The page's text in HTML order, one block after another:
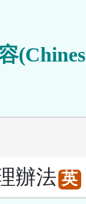
辦法 英